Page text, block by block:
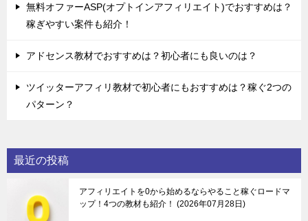
無料オファーASP(オプトインアフィリエイト)でおすすめは？
稼ぎやすい案件も紹介！
アドセンス教材でおすすめは？初心者にも良いのは？
ツイッターアフィリ教材で初心者にもおすすめは？稼ぐ2つの
パターン？
最近の投稿
アフィリエイトを0から始めるならやること稼ぐロードマ
ップ！4つの教材も紹介！
2026年07月28日